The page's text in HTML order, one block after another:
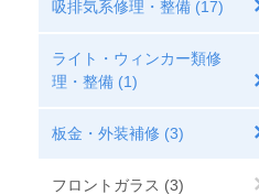
吸排気系修理・整備 (17)
ライト・ウィンカー類修
理・整備 (1)
板金・外装補修 (3)
フロントガラス (3)